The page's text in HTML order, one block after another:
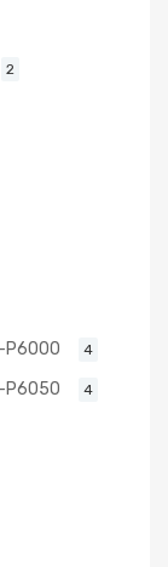
2
P6000 4
P6050 4